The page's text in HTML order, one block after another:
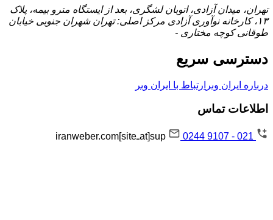
تهران، میدان آزادی، اتوبان لشگری، بعد از ایستگاه مترو بیمه، پلاک
۱۳، کارخانه نوآوری آزادی مرکز اصلی: تهران شهران جنوبی خیابان
طوقانی کوچه مختاری -
دسترسی سریع
درباره ایران وبر ارتباط با ایران وبر
اطلاعات تماس